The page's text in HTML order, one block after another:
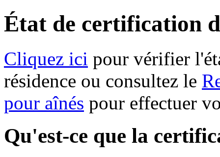
État de certification
Cliquez ici pour vérifier
résidence ou consultez le
pour aînés pour effectuer
Qu'est-ce que la